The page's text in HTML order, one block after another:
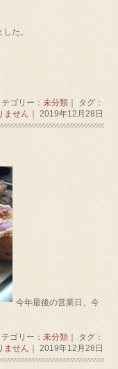
た。
ゴリー： 未分類｜ タグ：
ません ｜ 2019年12月28日
今年最後の営業日、今
ゴリー： 未分類｜ タグ：
ません ｜ 2019年12月28日